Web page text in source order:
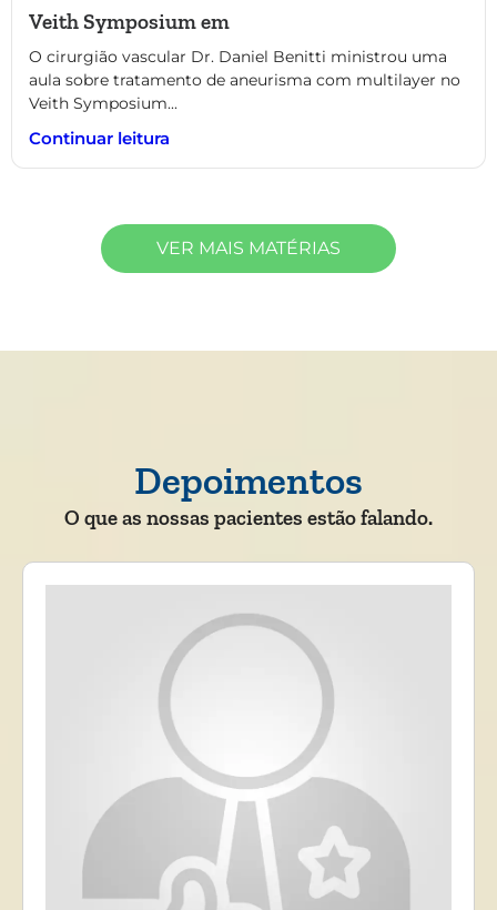
Veith Symposium em
O cirurgião vascular Dr. Daniel Benitti ministrou uma
aula sobre tratamento de aneurisma com multilayer no
Veith Symposium...
Continuar leitura
VER MAIS MATÉRIAS
Depoimentos
O que as nossas pacientes estão falando.